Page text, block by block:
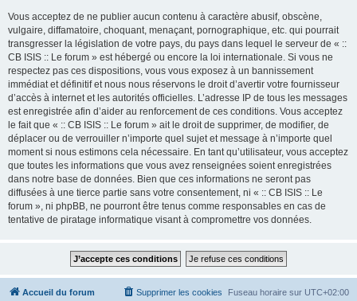
Vous acceptez de ne publier aucun contenu à caractère abusif, obscène,
vulgaire, diffamatoire, choquant, menaçant, pornographique, etc. qui pourrait
transgresser la législation de votre pays, du pays dans lequel le serveur de « ::
CB ISIS :: Le forum » est hébergé ou encore la loi internationale. Si vous ne
respectez pas ces dispositions, vous vous exposez à un bannissement
immédiat et définitif et nous nous réservons le droit d’avertir votre fournisseur
d’accès à internet et les autorités officielles. L’adresse IP de tous les messages
est enregistrée afin d’aider au renforcement de ces conditions. Vous acceptez
le fait que « :: CB ISIS :: Le forum » ait le droit de supprimer, de modifier, de
déplacer ou de verrouiller n’importe quel sujet et message à n’importe quel
moment si nous estimons cela nécessaire. En tant qu’utilisateur, vous acceptez
que toutes les informations que vous avez renseignées soient enregistrées
dans notre base de données. Bien que ces informations ne seront pas
diffusées à une tierce partie sans votre consentement, ni « :: CB ISIS :: Le
forum », ni phpBB, ne pourront être tenus comme responsables en cas de
tentative de piratage informatique visant à compromettre vos données.
Accueil du forum Fuseau horaire sur UTC+02:00
Supprimer les cookies